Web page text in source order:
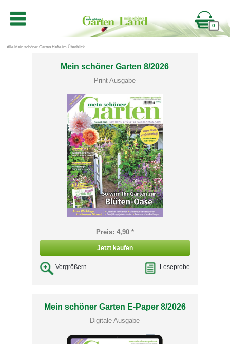
0
Alle Mein schöner Garten Hefte im Überblick
Mein schöner Garten 8/2026
Print Ausgabe
Preis: 4,90 *
Jetzt kaufen
Vergrößern Leseprobe
Mein schöner Garten E-Paper 8/2026
Digitale Ausgabe